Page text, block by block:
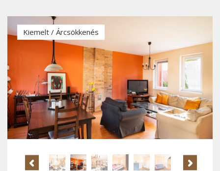
Kiemelt / Árcsökkenés